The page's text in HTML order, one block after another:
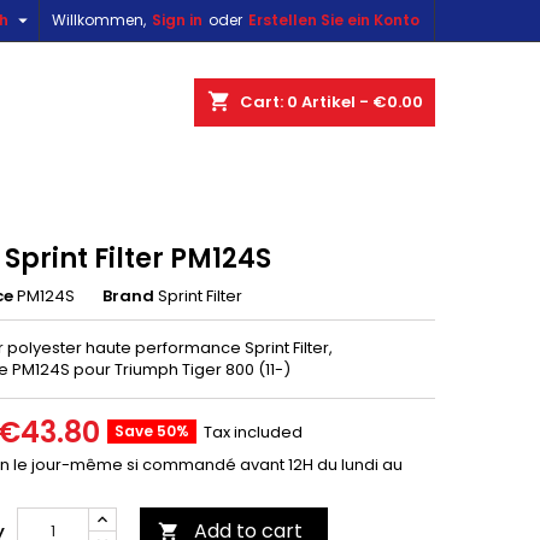
Willkommen, Sign in oder Erstellen Sie ein Konto

shopping_cart Cart: 0 Artikel - €0.00
Filter PM124S
PM124S Brand Sprint Filter
polyester haute performance Sprint Filter,
pour Triumph Tiger 800 (11-)
€43.80 Save 50%
Tax included
le jour-même si commandé avant 12H du lundi au
 Add to cart